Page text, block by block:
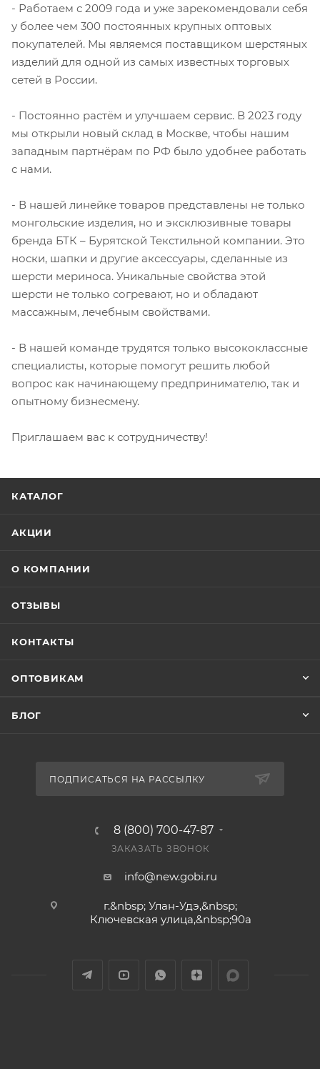
- Работаем с 2009 года и уже зарекомендовали себя
у более чем 300 постоянных крупных оптовых
покупателей. Мы являемся поставщиком шерстяных
изделий для одной из самых известных торговых
сетей в России.
- Постоянно растём и улучшаем сервис. В 2023 году
мы открыли новый склад в Москве, чтобы нашим
западным партнёрам по РФ было удобнее работать
с нами.
- В нашей линейке товаров представлены не только
монгольские изделия, но и эксклюзивные товары
бренда БТК – Бурятской Текстильной компании. Это
носки, шапки и другие аксессуары, сделанные из
шерсти мериноса. Уникальные свойства этой
шерсти не только согревают, но и обладают
массажным, лечебным свойствами.
- В нашей команде трудятся только высококлассные
специалисты, которые помогут решить любой
вопрос как начинающему предпринимателю, так и
опытному бизнесмену.
Приглашаем вас к сотрудничеству!
КАТАЛОГ
АКЦИИ
О КОМПАНИИ
ОТЗЫВЫ
КОНТАКТЫ
ОПТОВИКАМ
БЛОГ
ПОДПИСАТЬСЯ НА РАССЫЛКУ
8 (800) 700-47-87
ЗАКАЗАТЬ ЗВОНОК
info@new.gobi.ru
г.&nbsp; Улан-Удэ,&nbsp;​
Ключевская улица,&nbsp;90а